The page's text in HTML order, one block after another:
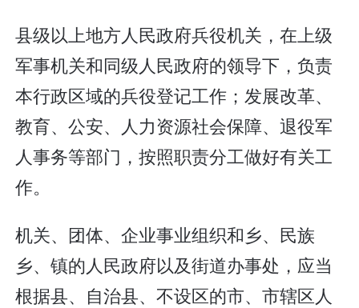
县级以上地方人民政府兵役机关，在上级
军事机关和同级人民政府的领导下，负责
本行政区域的兵役登记工作；发展改革、
教育、公安、人力资源社会保障、退役军
人事务等部门，按照职责分工做好有关工
作。
机关、团体、企业事业组织和乡、民族
乡、镇的人民政府以及街道办事处，应当
根据县、自治县、不设区的市、市辖区人